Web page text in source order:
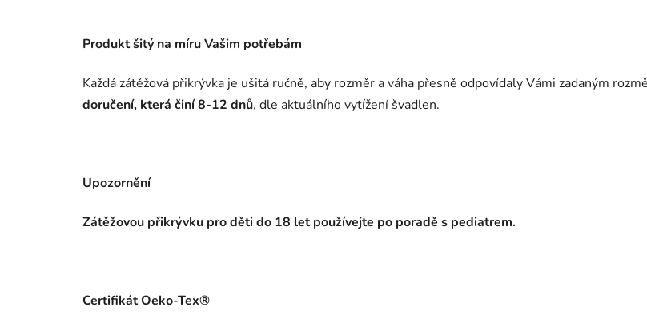
Produkt šitý na míru Vašim potřebám
Každá zátěžová přikrývka je ušitá ručně, aby rozměr a váha přesně odpovídaly Vámi zadaným
doručení, která činí 8-12 dnů, dle aktuálního vytížení švadlen.
Upozornění
Zátěžovou přikrývku pro děti do 18 let používejte po poradě s pediatrem.
Certifikát Oeko-Tex®